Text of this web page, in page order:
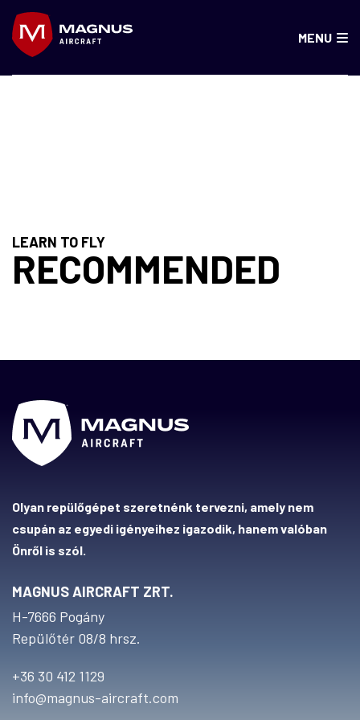
Skip
content
MENU
LEARN TO FLY
RECOMMENDED
Olyan repülőgépet szeretnénk tervezni, amely nem
csupán az egyedi igényeihez igazodik, hanem valóban
Önről is szól.
MAGNUS AIRCRAFT ZRT.
H-7666 Pogány
Repülőtér 08/8 hrsz.
+36 30 412 1129
info@magnus-aircraft.com